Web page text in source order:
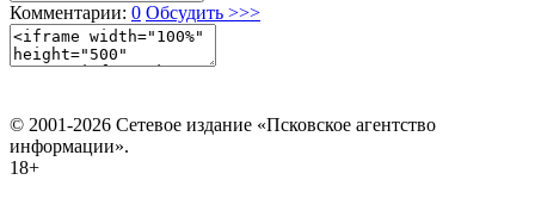
Комментарии: 0 Обсудить >>>
© 2001-2026 Сетевое издание «Псковское агентство
информации».
18+